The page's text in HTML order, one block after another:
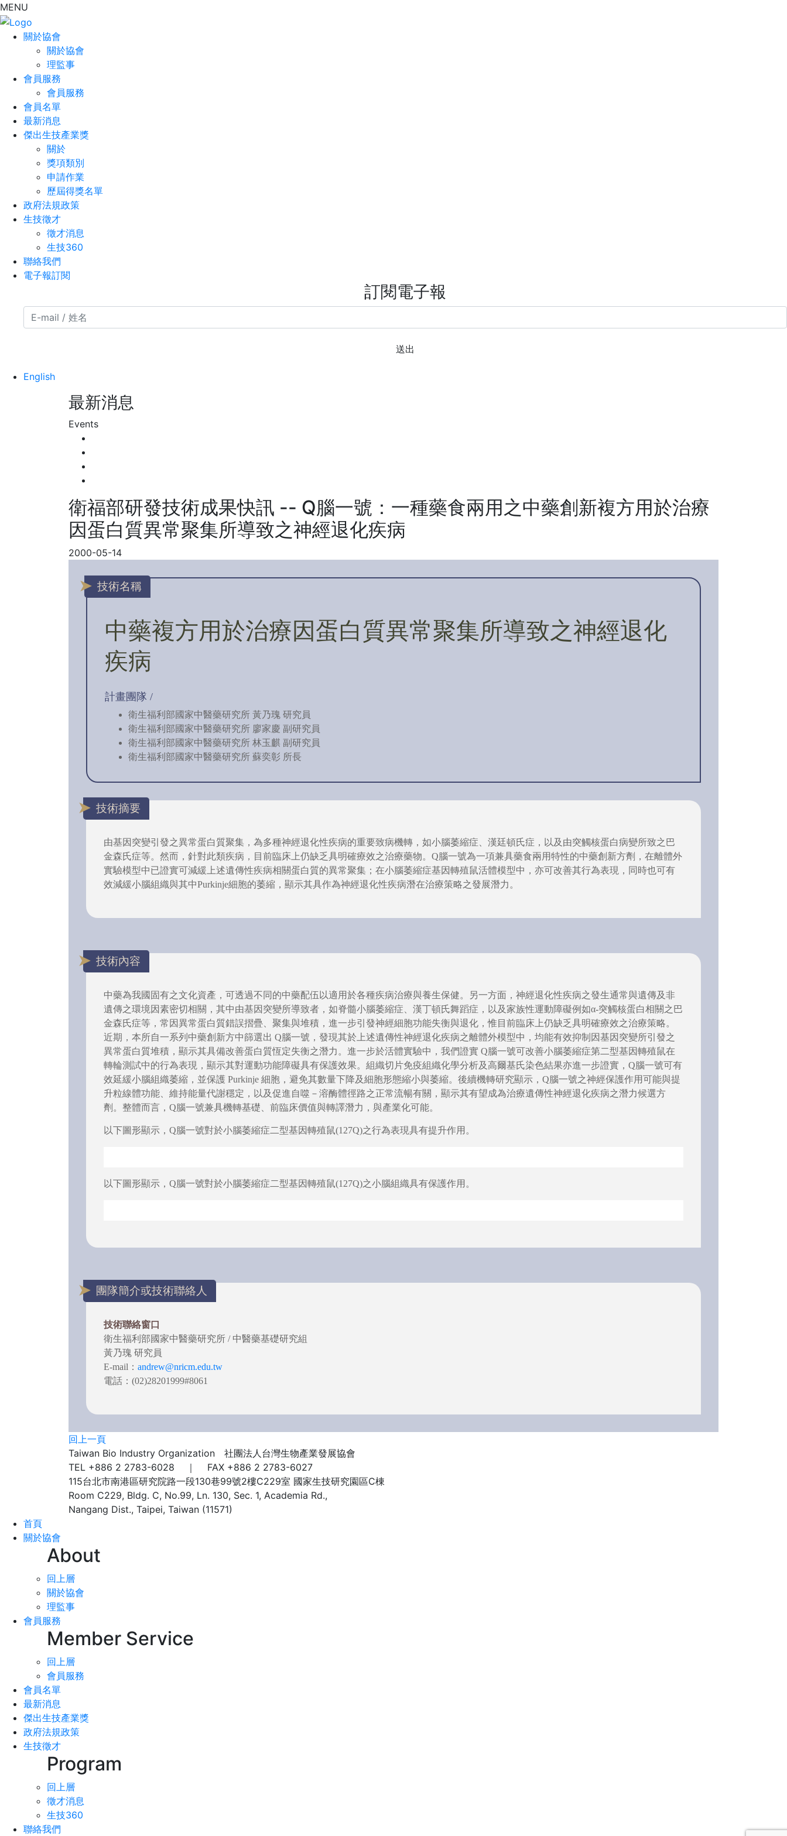
MENU
關於協會
關於協會
理監事
會員服務
會員服務
會員名單
最新消息
傑出生技產業獎
關於
獎項類別
申請作業
歷屆得獎名單
政府法規政策
生技徵才
徵才消息
生技360
聯絡我們
電子報訂閱
訂閱電子報
送出
English
最新消息
Events
衛福部研發技術成果快訊 -- Q腦一號：一種藥食兩用之中藥創新複方用於治療
因蛋白質異常聚集所導致之神經退化疾病
2000-05-14
技術名稱
中藥複方用於治療因蛋白質異常聚集所導致之神經退化
疾病
計畫團隊 /
衛生福利部國家中醫藥研究所 黃乃瑰 研究員
衛生福利部國家中醫藥研究所 廖家慶 副研究員
衛生福利部國家中醫藥研究所 林玉麒 副研究員
衛生福利部國家中醫藥研究所 蘇奕彰 所長
技術摘要
由基因突變引發之異常蛋白質聚集，為多種神經退化性疾病的重要致病機轉，如小腦萎縮症、漢廷頓氏症，以及由突觸核蛋白病變所致之巴
金森氏症等。然而，針對此類疾病，目前臨床上仍缺乏具明確療效之治療藥物。Q腦一號為一項兼具藥食兩用特性的中藥創新方劑，在離體外
實驗模型中已證實可減緩上述遺傳性疾病相關蛋白質的異常聚集；在小腦萎縮症基因轉殖鼠活體模型中，亦可改善其行為表現，同時也可有
效減緩小腦組織與其中Purkinje細胞的萎縮，顯示其具作為神經退化性疾病潛在治療策略之發展潛力。
技術內容
中藥為我國固有之文化資產，可透過不同的中藥配伍以適用於各種疾病治療與養生保健。另一方面，神經退化性疾病之發生通常與遺傳及非
遺傳之環境因素密切相關，其中由基因突變所導致者，如脊髓小腦萎縮症、漢丁頓氏舞蹈症，以及家族性運動障礙例如α-突觸核蛋白相關之巴
金森氏症等，常因異常蛋白質錯誤摺疊、聚集與堆積，進一步引發神經細胞功能失衡與退化，惟目前臨床上仍缺乏具明確療效之治療策略。
近期，本所自一系列中藥創新方中篩選出 Q腦一號，發現其於上述遺傳性神經退化疾病之離體外模型中，均能有效抑制因基因突變所引發之
異常蛋白質堆積，顯示其具備改善蛋白質恆定失衡之潛力。進一步於活體實驗中，我們證實 Q腦一號可改善小腦萎縮症第二型基因轉殖鼠在
轉輪測試中的行為表現，顯示其對運動功能障礙具有保護效果。組織切片免疫組織化學分析及高爾基氏染色結果亦進一步證實，Q腦一號可有
效延緩小腦組織萎縮，並保護 Purkinje 細胞，避免其數量下降及細胞形態縮小與萎縮。後續機轉研究顯示，Q腦一號之神經保護作用可能與提
升粒線體功能、維持能量代謝穩定，以及促進自噬－溶酶體徑路之正常流暢有關，顯示其有望成為治療遺傳性神經退化疾病之潛力候選方
劑。整體而言，Q腦一號兼具機轉基礎、前臨床價值與轉譯潛力，與產業化可能。
以下圖形顯示，Q腦一號對於小腦萎縮症二型基因轉殖鼠(127Q)之行為表現具有提升作用。
以下圖形顯示，Q腦一號對於小腦萎縮症二型基因轉殖鼠(127Q)之小腦組織具有保護作用。
團隊簡介或技術聯絡人
技術聯絡窗口
衛生福利部國家中醫藥研究所 / 中醫藥基礎研究組
黃乃瑰 研究員
E-mail： andrew@nricm.edu.tw
電話：(02)28201999#8061
回上一頁
Taiwan Bio Industry Organization 社團法人台灣生物產業發展協會
TEL +886 2 2783-6028 ｜ FAX +886 2 2783-6027
115台北市南港區研究院路一段130巷99號2樓C229室 國家生技研究園區C棟
Room C229, Bldg. C, No.99, Ln. 130, Sec. 1, Academia Rd.,
Nangang Dist., Taipei, Taiwan (11571)
首頁
關於協會
About
回上層
關於協會
理監事
會員服務
Member Service
回上層
會員服務
會員名單
最新消息
傑出生技產業獎
政府法規政策
生技徵才
Program
回上層
徵才消息
生技360
聯絡我們